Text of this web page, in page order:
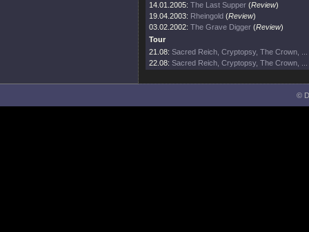
14.01.2005: The Last Supper (Review)
19.04.2003: Rheingold (Review)
03.02.2002: The Grave Digger (Review)
Tour
21.08: Sacred Reich, Cryptopsy, The Crown, ...
22.08: Sacred Reich, Cryptopsy, The Crown, ...
©